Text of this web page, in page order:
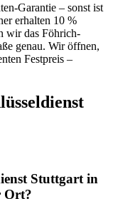
Garantie – sonst ist
erhalten 10 %
wir das Föhrich-
genau. Wir öffnen,
Festpreis –
Stuttgart in
Ort?